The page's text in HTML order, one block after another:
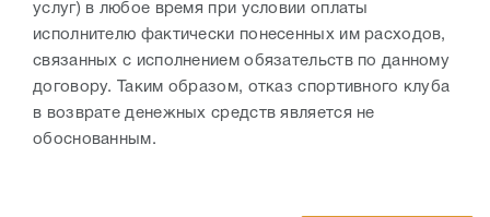
услуг) в любое время при условии оплаты
исполнителю фактически понесенных им расходов,
связанных с исполнением обязательств по данному
договору. Таким образом, отказ спортивного клуба
в возврате денежных средств является не
обоснованным.